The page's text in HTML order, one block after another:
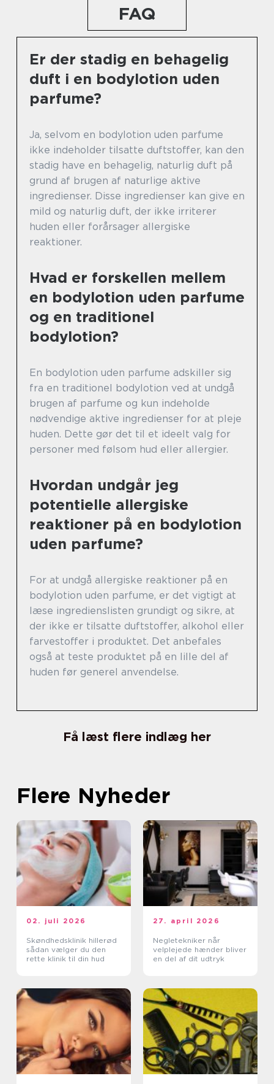
FAQ
Er der stadig en behagelig
duft i en bodylotion uden
parfume?
Ja, selvom en bodylotion uden parfume
ikke indeholder tilsatte duftstoffer, kan den
stadig have en behagelig, naturlig duft på
grund af brugen af naturlige aktive
ingredienser. Disse ingredienser kan give en
mild og naturlig duft, der ikke irriterer
huden eller forårsager allergiske
reaktioner.
Hvad er forskellen mellem
en bodylotion uden parfume
og en traditionel
bodylotion?
En bodylotion uden parfume adskiller sig
fra en traditionel bodylotion ved at undgå
brugen af parfume og kun indeholde
nødvendige aktive ingredienser for at pleje
huden. Dette gør det til et ideelt valg for
personer med følsom hud eller allergier.
Hvordan undgår jeg
potentielle allergiske
reaktioner på en bodylotion
uden parfume?
For at undgå allergiske reaktioner på en
bodylotion uden parfume, er det vigtigt at
læse ingredienslisten grundigt og sikre, at
der ikke er tilsatte duftstoffer, alkohol eller
farvestoffer i produktet. Det anbefales
også at teste produktet på en lille del af
huden før generel anvendelse.
Få læst flere indlæg her
Flere Nyheder
02. juli 2026
Skøndhedsklinik hillerød
sådan vælger du den
rette klinik til din hud
27. april 2026
Negletekniker når
velplejede hænder bliver
en del af dit udtryk